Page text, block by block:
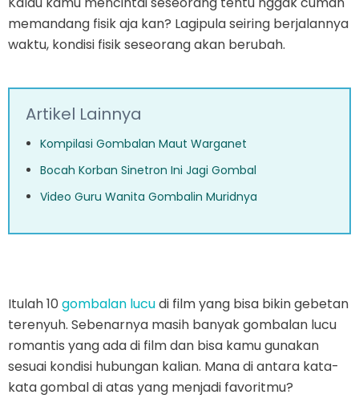
memandang fisik aja kan? Lagipula seiring berjalannya
waktu, kondisi fisik seseorang akan berubah.
Artikel Lainnya
Kompilasi Gombalan Maut Warganet
Bocah Korban Sinetron Ini Jagi Gombal
Video Guru Wanita Gombalin Muridnya
Itulah 10 gombalan lucudi film yang bisa bikin gebetan
terenyuh. Sebenarnya masih banyak gombalan lucu
romantis yang ada di film dan bisa kamu gunakan
sesuai kondisi hubungan kalian. Mana di antara kata-
kata gombal di atas yang menjadi favoritmu?